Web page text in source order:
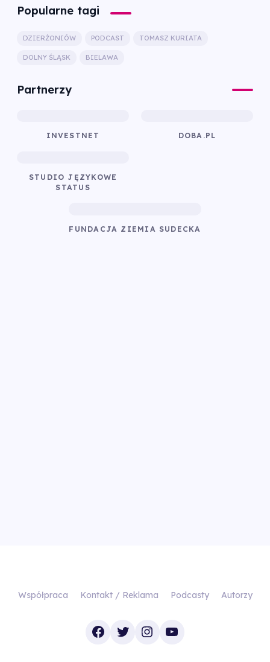
Popularne tagi
DZIERŻONIÓW PODCAST TOMASZ KURIATA
DOLNY ŚLĄSK BIELAWA
Partnerzy
INVESTNET DOBA.PL
STUDIO JĘZYKOWE
STATUS
FUNDACJA ZIEMIA SUDECKA
Współpraca Kontakt / Reklama Podcasty Autorzy
Facebook
TwitterInstagram
YouTube